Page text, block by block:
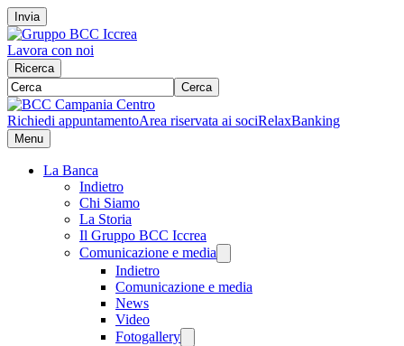
Invia
Lavora con noi
Ricerca
Cerca
Richiedi appuntamentoArea riservata ai sociRelaxBanking
Menu
La Banca
Indietro
Chi Siamo
La Storia
Il Gruppo BCC Iccrea
Comunicazione e media
Indietro
Comunicazione e media
News
Video
Fotogallery